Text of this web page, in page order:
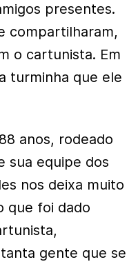
presentes.
compartilharam,
o cartunista. Em
turminha que ele
anos, rodeado
sua equipe dos
nos deixa muito
que foi dado
gente que se